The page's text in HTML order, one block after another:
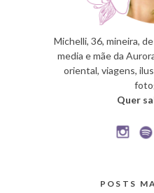
Michelli, 36, mineira,
media e mãe da
oriental, viagens,
Quer
POSTS